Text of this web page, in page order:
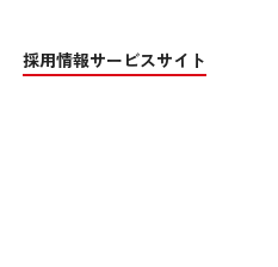
採用情報サービスサイト